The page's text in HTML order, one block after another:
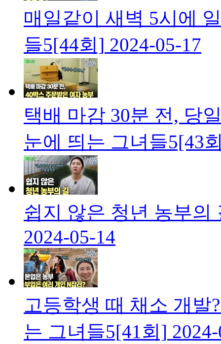
매일같이 새벽 5시에
들5[44회] 2024-05-17
택배 마감 30분 전, 당
눈에 띄는 그녀들5[43
쉽지 않은 청년 농부의
2024-05-14
고등학생 때 채소 개발
는 그녀들5[41회]